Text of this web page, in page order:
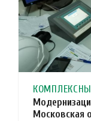
Московская